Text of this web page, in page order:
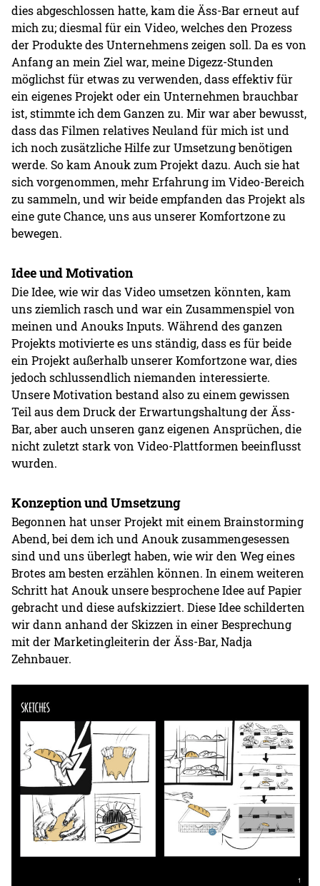
dies abgeschlossen hatte, kam die Äss-Bar erneut auf
mich zu; diesmal für ein Video, welches den Prozess
der Produkte des Unternehmens zeigen soll. Da es von
Anfang an mein Ziel war, meine Digezz-Stunden
möglichst für etwas zu verwenden, dass effektiv für
ein eigenes Projekt oder ein Unternehmen brauchbar
ist, stimmte ich dem Ganzen zu. Mir war aber bewusst,
dass das Filmen relatives Neuland für mich ist und
ich noch zusätzliche Hilfe zur Umsetzung benötigen
werde. So kam Anouk zum Projekt dazu. Auch sie hat
sich vorgenommen, mehr Erfahrung im Video-Bereich
zu sammeln, und wir beide empfanden das Projekt als
eine gute Chance, uns aus unserer Komfortzone zu
bewegen.
Idee und Motivation
Die Idee, wie wir das Video umsetzen könnten, kam
uns ziemlich rasch und war ein Zusammenspiel von
meinen und Anouks Inputs. Während des ganzen
Projekts motivierte es uns ständig, dass es für beide
ein Projekt außerhalb unserer Komfortzone war, dies
jedoch schlussendlich niemanden interessierte.
Unsere Motivation bestand also zu einem gewissen
Teil aus dem Druck der Erwartungshaltung der Äss-
Bar, aber auch unseren ganz eigenen Ansprüchen, die
nicht zuletzt stark von Video-Plattformen beeinflusst
wurden.
Konzeption und Umsetzung
Begonnen hat unser Projekt mit einem Brainstorming
Abend, bei dem ich und Anouk zusammengesessen
sind und uns überlegt haben, wie wir den Weg eines
Brotes am besten erzählen können. In einem weiteren
Schritt hat Anouk unsere besprochene Idee auf Papier
gebracht und diese aufskizziert. Diese Idee schilderten
wir dann anhand der Skizzen in einer Besprechung
mit der Marketingleiterin der Äss-Bar, Nadja
Zehnbauer.